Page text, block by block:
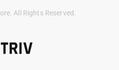
All Rights Reserved.